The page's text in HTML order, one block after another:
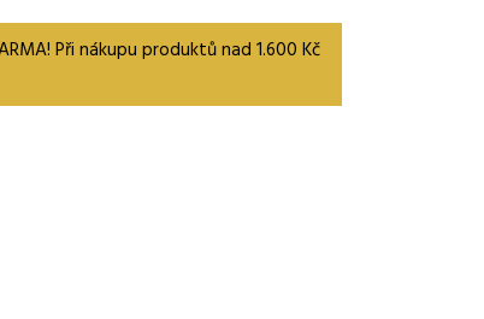
Při nákupu produktů nad 1.600 Kč